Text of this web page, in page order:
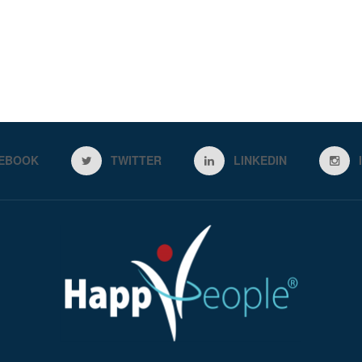
TWITTER LINKEDIN